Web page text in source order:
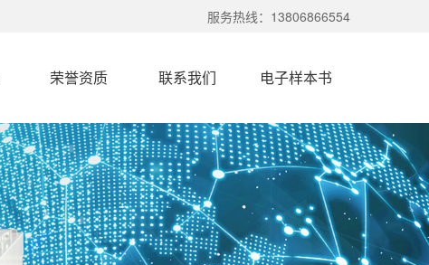
服务热线：13806866554
荣誉资质 联系我们 电子样本书